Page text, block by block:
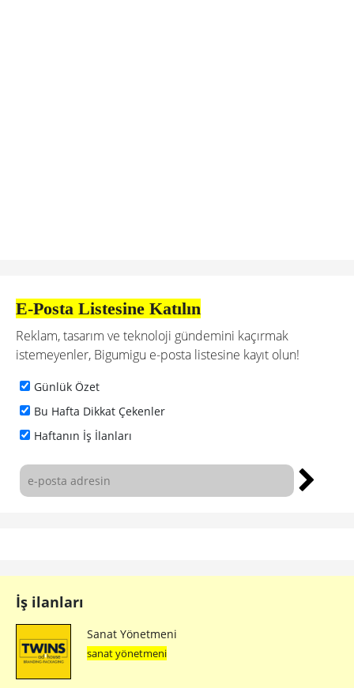
E-Posta Listesine Katılın
Reklam, tasarım ve teknoloji gündemini kaçırmak
istemeyenler, Bigumigu e-posta listesine kayıt olun!
Günlük Özet
Bu Hafta Dikkat Çekenler
Haftanın İş İlanları
İş ilanları
Sanat Yönetmeni
sanat yönetmeni